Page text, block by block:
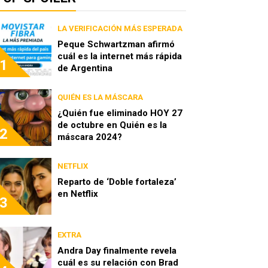
1
LA VERIFICACIÓN MÁS ESPERADA
Peque Schwartzman afirmó
cuál es la internet más rápida
de Argentina
2
QUIÉN ES LA MÁSCARA
¿Quién fue eliminado HOY 27
de octubre en Quién es la
máscara 2024?
3
NETFLIX
Reparto de ‘Doble fortaleza’
en Netflix
EXTRA
Andra Day finalmente revela
cuál es su relación con Brad